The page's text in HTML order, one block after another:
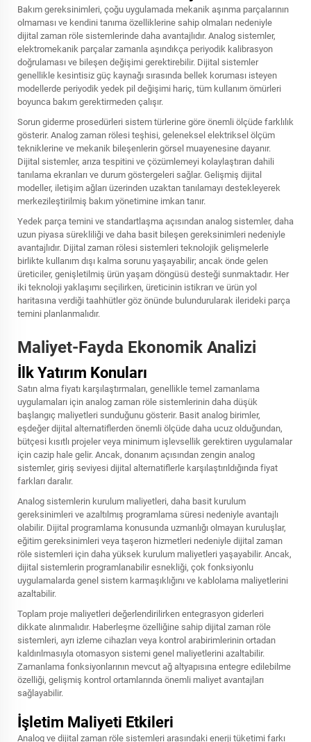
Bakım gereksinimleri, çoğu uygulamada mekanik aşınma parçalarının
olmaması ve kendini tanıma özelliklerine sahip olmaları nedeniyle
dijital zaman röle sistemlerinde daha avantajlıdır. Analog sistemler,
elektromekanik parçalar zamanla aşındıkça periyodik kalibrasyon
doğrulaması ve bileşen değişimi gerektirebilir. Dijital sistemler
genellikle kesintisiz güç kaynağı sırasında bellek koruması isteyen
modellerde periyodik yedek pil değişimi hariç, tüm kullanım ömürleri
boyunca bakım gerektirmeden çalışır.
Sorun giderme prosedürleri sistem türlerine göre önemli ölçüde farklılık
gösterir. Analog zaman rölesi teşhisi, geleneksel elektriksel ölçüm
tekniklerine ve mekanik bileşenlerin görsel muayenesine dayanır.
Dijital sistemler, arıza tespitini ve çözümlemeyi kolaylaştıran dahili
tanılama ekranları ve durum göstergeleri sağlar. Gelişmiş dijital
modeller, iletişim ağları üzerinden uzaktan tanılamayı destekleyerek
merkezileştirilmiş bakım yönetimine imkan tanır.
Yedek parça temini ve standartlaşma açısından analog sistemler, daha
uzun piyasa sürekliliği ve daha basit bileşen gereksinimleri nedeniyle
avantajlıdır. Dijital zaman rölesi sistemleri teknolojik gelişmelerle
birlikte kullanım dışı kalma sorunu yaşayabilir; ancak önde gelen
üreticiler, genişletilmiş ürün yaşam döngüsü desteği sunmaktadır. Her
iki teknoloji yaklaşımı seçilirken, üreticinin istikrarı ve ürün yol
haritasına verdiği taahhütler göz önünde bulundurularak ilerideki parça
temini planlanmalıdır.
Maliyet-Fayda Ekonomik Analizi
İlk Yatırım Konuları
Satın alma fiyatı karşılaştırmaları, genellikle temel zamanlama
uygulamaları için analog zaman röle sistemlerinin daha düşük
başlangıç maliyetleri sunduğunu gösterir. Basit analog birimler,
eşdeğer dijital alternatiflerden önemli ölçüde daha ucuz olduğundan,
bütçesi kısıtlı projeler veya minimum işlevsellik gerektiren uygulamalar
için cazip hale gelir. Ancak, donanım açısından zengin analog
sistemler, giriş seviyesi dijital alternatiflerle karşılaştırıldığında fiyat
farkları daralır.
Analog sistemlerin kurulum maliyetleri, daha basit kurulum
gereksinimleri ve azaltılmış programlama süresi nedeniyle avantajlı
olabilir. Dijital programlama konusunda uzmanlığı olmayan kuruluşlar,
eğitim gereksinimleri veya taşeron hizmetleri nedeniyle dijital zaman
röle sistemleri için daha yüksek kurulum maliyetleri yaşayabilir. Ancak,
dijital sistemlerin programlanabilir esnekliği, çok fonksiyonlu
uygulamalarda genel sistem karmaşıklığını ve kablolama maliyetlerini
azaltabilir.
Toplam proje maliyetleri değerlendirilirken entegrasyon giderleri
dikkate alınmalıdır. Haberleşme özelliğine sahip dijital zaman röle
sistemleri, ayrı izleme cihazları veya kontrol arabirimlerinin ortadan
kaldırılmasıyla otomasyon sistemi genel maliyetlerini azaltabilir.
Zamanlama fonksiyonlarının mevcut ağ altyapısına entegre edilebilme
özelliği, gelişmiş kontrol ortamlarında önemli maliyet avantajları
sağlayabilir.
İşletim Maliyeti Etkileri
Analog ve dijital zaman röle sistemleri arasındaki enerji tüketimi farkı